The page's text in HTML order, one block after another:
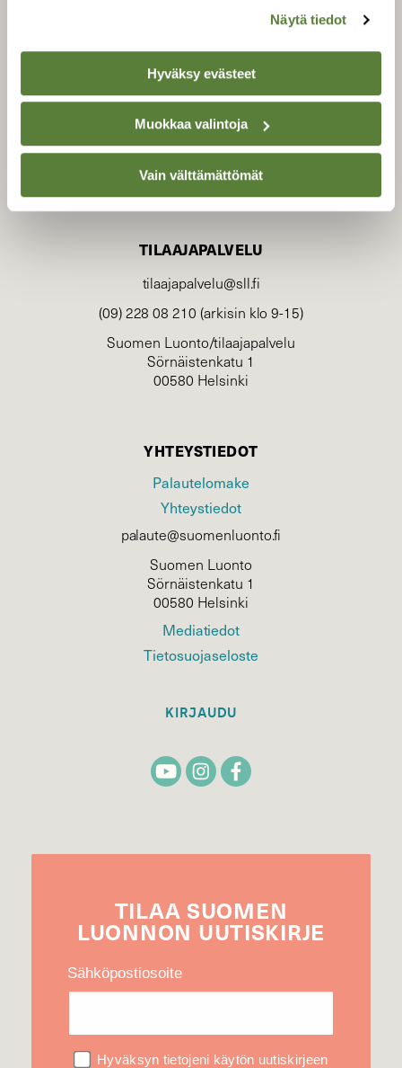
Näytä tiedot
Hyväksy evästeet
Muokkaa valintoja
Vain välttämättömät
luonnonsuojelu­liitto.
TILAAJAPALVELU
tilaajapalvelu@sll.fi
(09) 228 08 210 (arkisin klo 9-15)
Suomen Luonto/tilaajapalvelu
Sörnäistenkatu 1
00580 Helsinki
YHTEYSTIEDOT
Palautelomake
Yhteystiedot
palaute@suomenluonto.fi
Suomen Luonto
Sörnäistenkatu 1
00580 Helsinki
Mediatiedot
Tietosuojaseloste
KIRJAUDU
TILAA SUOMEN
LUONNON UUTIS­KIRJE
Sähköpostiosoite
Hyväksyn tietojeni käytön uutiskirjeen